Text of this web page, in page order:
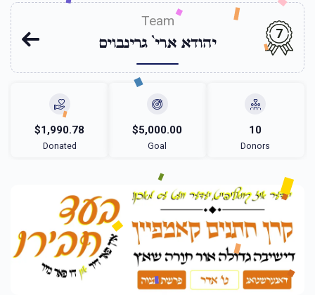
Team
יהודא ארי` גרינבוים 7
$1,990.78
Donated
$5,000.00
Goal
10
Donors